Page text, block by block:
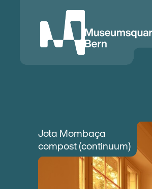
Museumsquartier Bern
Jota Mombaça
compost (continuum)